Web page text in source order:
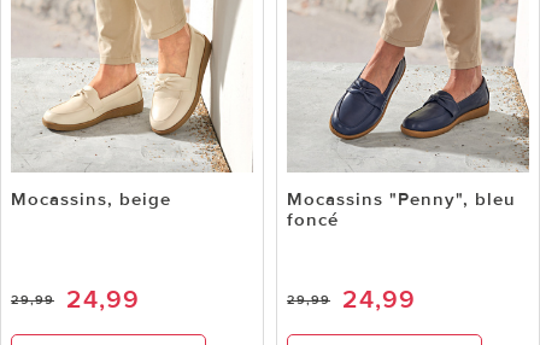
Mocassins, beige
29,99 24,99
Mocassins "Penny", bleu
foncé
29,99 24,99